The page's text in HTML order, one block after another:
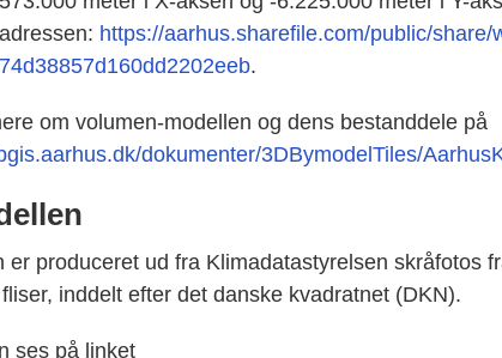
https://aarhus.sharefile.com/public/share/
.
om volumen-modellen og dens bestanddele på
dokumenter/3DBymodelTiles/
er produceret ud fra Klimadatastyrelsen skråfotos
inddelt efter det danske kvadratnet (DKN).
ses på linket